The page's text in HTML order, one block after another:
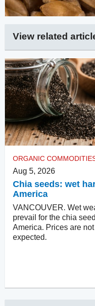
View related
ORGANIC
Aug 5, 2026
Chia seeds: wet
America
VANCOUVER. Wet
prevail for the chia
America. Prices are
expected.